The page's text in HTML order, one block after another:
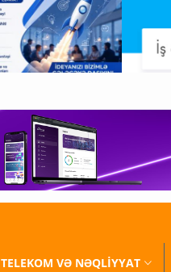
TELEKOM VƏ NƏQLİYYAT